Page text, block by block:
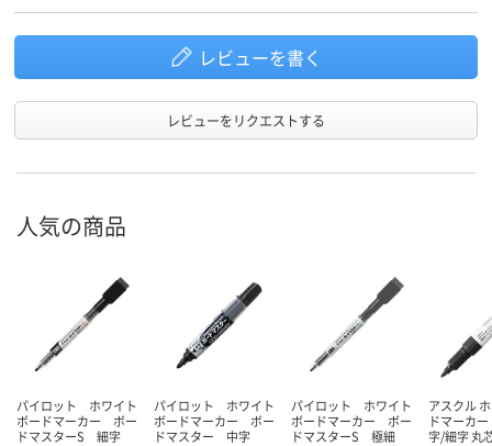
レビューを書く
レビューをリクエストする
人気の商品
パイロット ホワイト
ボードマーカー ボー
ドマスターS 細字
パイロット ホワイト
ボードマーカー ボー
ドマスター 中字
パイロット ホワイト
ボードマーカー ボー
ドマスターS 極細
アスクル
ドマーカ
字/細字 丸